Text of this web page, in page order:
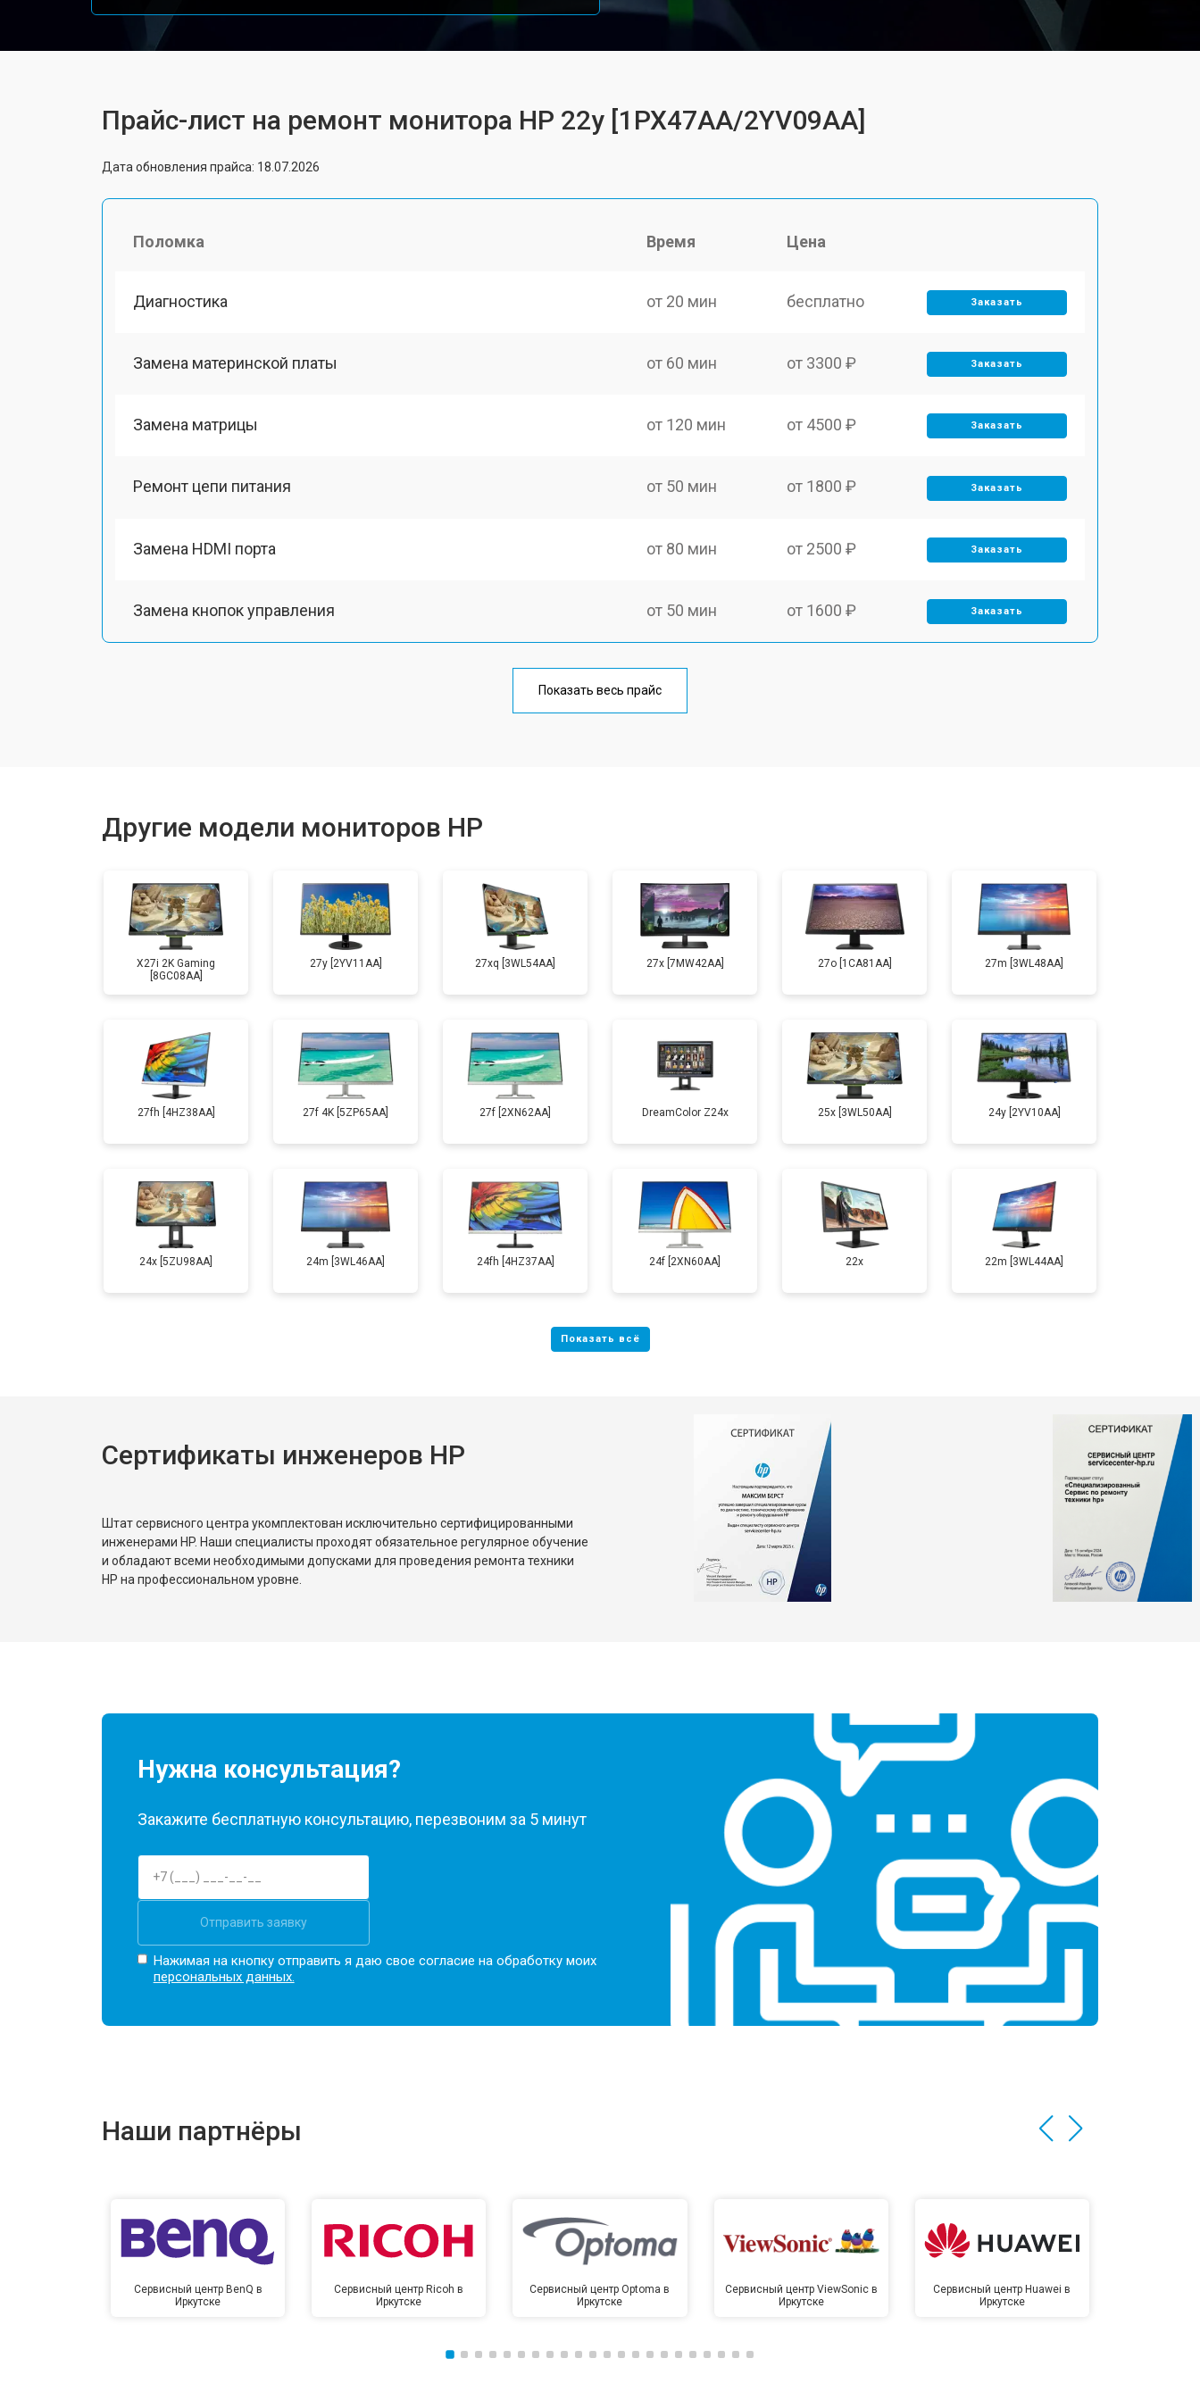
Прайс-лист на ремонт монитора HP 22y [1PX47AA/2YV09AA]
Дата обновления прайса: 18.07.2026
Поломка Время Цена
Диагностика от 20 мин бесплатно Заказать
Замена материнской платы от 60 мин от 3300 ₽ Заказать
Замена матрицы от 120 мин от 4500 ₽ Заказать
Ремонт цепи питания от 50 мин от 1800 ₽ Заказать
Замена HDMI порта от 80 мин от 2500 ₽ Заказать
Замена кнопок управления от 50 мин от 1600 ₽ Заказать
от 80 мин
Показать весь прайс
Другие модели мониторов HP
X27i 2K Gaming
[8GC08AA]
27y [2YV11AA] 27xq [3WL54AA] 27x [7MW42AA] 27o [1CA81AA] 27m [3WL48AA]
27fh [4HZ38AA] 27f 4K [5ZP65AA] 27f [2XN62AA] DreamColor Z24x 25x [3WL50AA] 24y [2YV10AA]
24x [5ZU98AA] 24m [3WL46AA] 24fh [4HZ37AA] 24f [2XN60AA] 22x 22m [3WL44AA]
Сертификаты инженеров HP
Штат сервисного центра укомплектован исключительно сертифицированными
инженерами HP. Наши специалисты проходят обязательное регулярное обучение
и обладают всеми необходимыми допусками для проведения ремонта техники
HP на профессиональном уровне.
Нужна консультация?
Закажите бесплатную консультацию, перезвоним за 5 минут
Отправить заявку
Нажимая на кнопку отправить я даю свое согласие на обработку моих
персональных данных.
Наши партнёры
Сервисный центр BenQ в
Иркутске
Сервисный центр Ricoh в
Иркутске
Сервисный центр Optoma в
Иркутске
Сервисный центр ViewSonic в
Иркутске
Сервисный центр Huawei в
Иркутске